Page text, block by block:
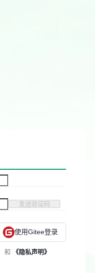
发送验证码
使用Gitee登录
和 《隐私声明》